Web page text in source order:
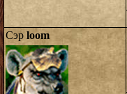
Сэр loom